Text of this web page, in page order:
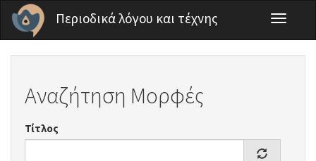
Παράκαμψη προς το κυρίως περιεχόμενο
Περιοδικά λόγου και τέχνης
Toggle
Αναζήτηση Μορφές
Τίτλος